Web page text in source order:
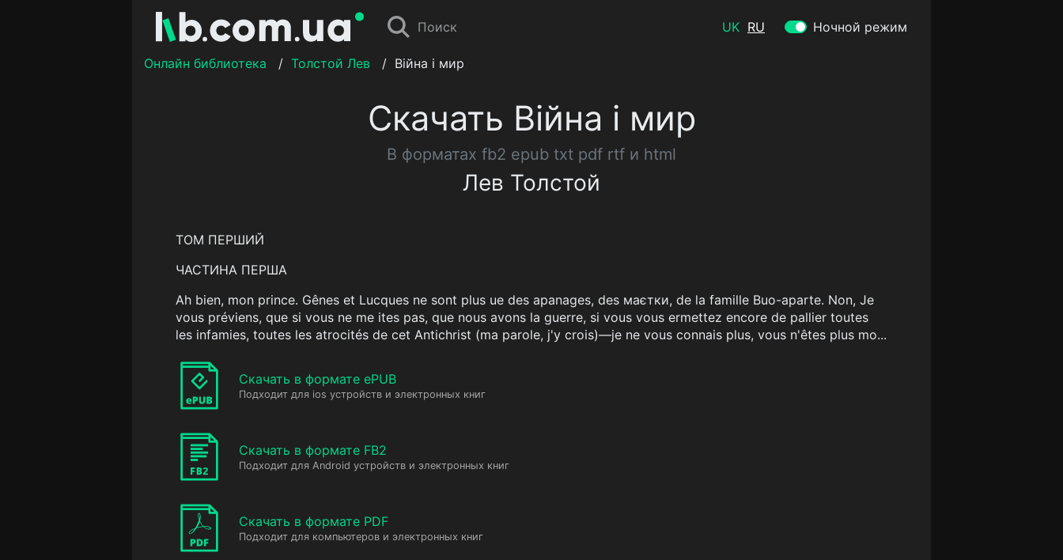
Поиск UK RU Ночной режим
Онлайн библиотека / Толстой Лев / Війна і мир
Скачать Війна і мир
В форматах fb2 epub txt pdf rtf и html
Лев Толстой
ТОМ ПЕРШИЙ
ЧАСТИНА ПЕРША
Ah bien, mon prince. Gênes et Lucques ne sont plus ue des apanages, des маєтки, de la famille Buo-aparte. Non, Je
vous préviens, que si vous ne me ites pas, que nous avons la guerre, si vous vous ermettez encore de pallier toutes
les infamies, toutes les atrocités de cet Antichrist (ma parole, j'y crois)—je ne vous connais plus, vous n'êtes plus mo...
Скачать в формате ePUB
Подходит для ios устройств и электронных книг
Скачать в формате FB2
Подходит для Android устройств и электронных книг
Скачать в формате PDF
Подходит для компьютеров и электронных книг